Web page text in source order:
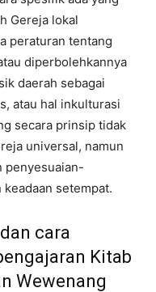
Gereja lokal
peraturan tentang
diperbolehkannya
daerah sebagai
atau hal inkulturasi
secara prinsip tidak
universal, namun
penyesuaian-
setempat.
cara
Kitab
Wewenang